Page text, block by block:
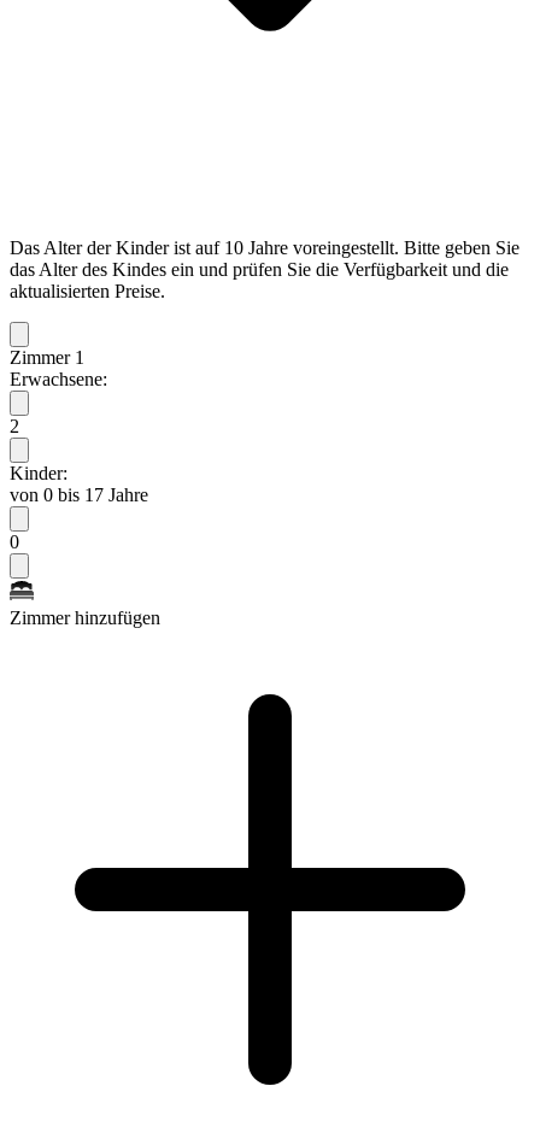
Das Alter der Kinder ist auf 10 Jahre voreingestellt. Bitte geben Sie
das Alter des Kindes ein und prüfen Sie die Verfügbarkeit und die
aktualisierten Preise.
Zimmer 1
Erwachsene:
2
Kinder:
von 0 bis 17 Jahre
0
Zimmer hinzufügen